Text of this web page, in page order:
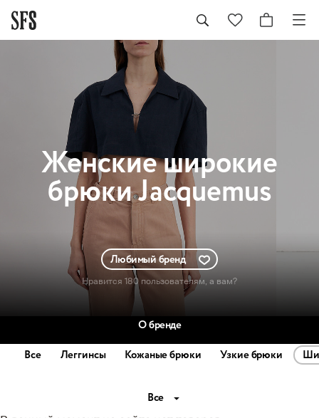
Женскиеширокие
брюки Jacquemus
Любимый бренд
Нравится 180 пользователям, а вам?
О бренде
Все
Леггинсы Кожаные брюки Узкие брюки
Все